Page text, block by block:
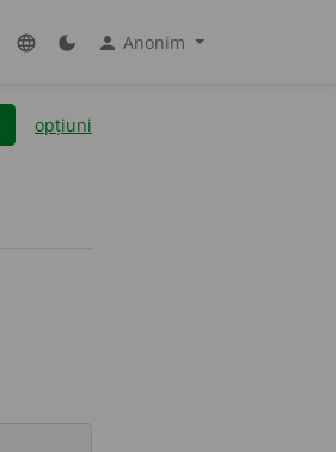
language dark_mode person Anonim
opțiuni